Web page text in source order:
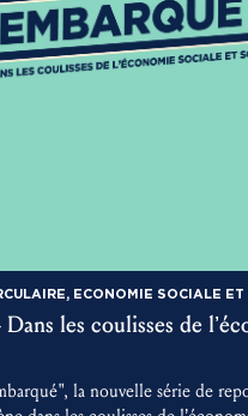
ECONOMIE SOCIALE
Dans les coulisses de
la nouvelle série de